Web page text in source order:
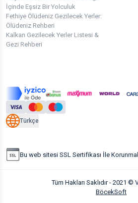
İçinde Eşsiz Bir Yolculuk
Fethiye Ölüdeniz Gezilecek Yerler:
Ölüdeniz Rehberi
Kalkan Gezilecek Yerler Listesi &
Gezi Rehberi
Türkçe
Bu web sitesi SSL Sertifikası İle
Tüm Hakları Saklıdır - 2021 ©
BöcekSoft